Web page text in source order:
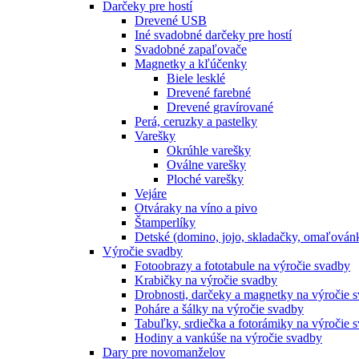
Darčeky pre hostí
Drevené USB
Iné svadobné darčeky pre hostí
Svadobné zapaľovače
Magnetky a kľúčenky
Biele lesklé
Drevené farebné
Drevené gravírované
Perá, ceruzky a pastelky
Varešky
Okrúhle varešky
Oválne varešky
Ploché varešky
Vejáre
Otváraky na víno a pivo
Štamperlíky
Detské (domino, jojo, skladačky,
Výročie svadby
Fotoobrazy a fototabule na výročie svadby
Krabičky na výročie svadby
Drobnosti, darčeky a magnetky na výročie
Poháre a šálky na výročie svadby
Tabuľky, srdiečka a fotorámiky na výročie
Hodiny a vankúše na výročie svadby
Dary pre novomanželov